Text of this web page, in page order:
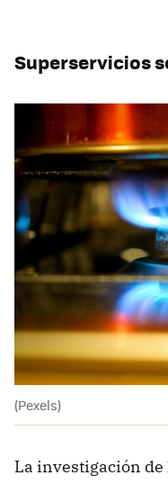
Superservicios
(Pexels)
La investigación